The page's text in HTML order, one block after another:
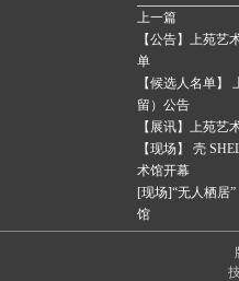
上一篇
【公告】上苑艺
单
【候选人名单】
留）公告
【展讯】上苑艺
【现场】 壳
术馆开幕
[现场]“无人栖居
馆